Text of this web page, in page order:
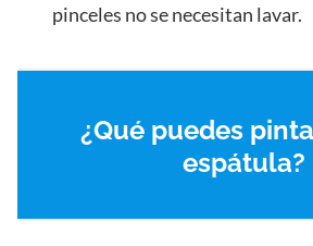
pinceles no se necesitan lavar.
¿Qué puedes
espátula?